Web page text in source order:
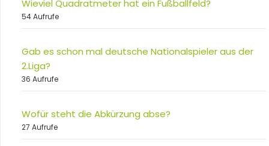
Wieviel Quadratmeter hat ein Fußballfeld?
54 Aufrufe
Gab es schon mal deutsche Nationalspieler aus der
2.Liga?
36 Aufrufe
Wofür steht die Abkürzung abse?
27 Aufrufe